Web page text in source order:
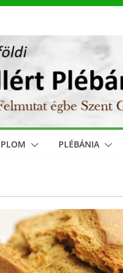
PLÉBÁNIA